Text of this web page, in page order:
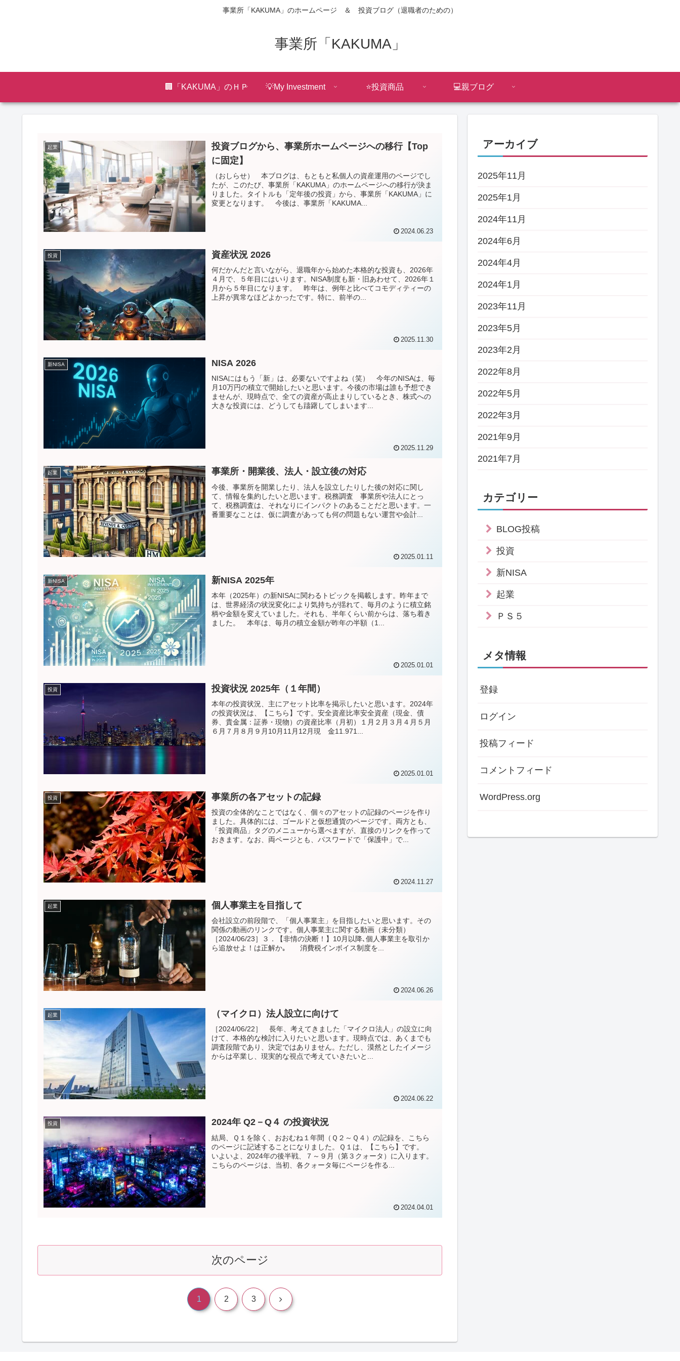
事業所「KAKUMA」のホームページ ＆ 投資ブログ（退職者のための）
事業所「KAKUMA」
🏢「KAKUMA」のＨＰ 💡My Investment ⭐️投資商品 💻親ブログ
起業
投資ブログから、事業所ホームページへの移行【Top
に固定】
（おしらせ） 本ブログは、もともと私個人の資産運用のページでし
たが、このたび、事業所「KAKUMA」のホームページへの移行が決ま
りました。タイトルも「定年後の投資」から、事業所「KAKUMA」に
変更となります。 今後は、事業所「KAKUMA...
2024.06.23
投資 資産状況 2026
何だかんだと言いながら、退職年から始めた本格的な投資も、2026年
４月で、５年目にはいります。NISA制度も新・旧あわせて、2026年１
月から５年目になります。 昨年は、例年と比べてコモディティーの
上昇が異常なほどよかったです。特に、前半の...
2025.11.30
新NISA NISA 2026
NISAにはもう「新」は、必要ないですよね（笑） 今年のNISAは、毎
月10万円の積立で開始したいと思います。今後の市場は誰も予想でき
ませんが、現時点で、全ての資産が高止まりしているとき、株式への
大きな投資には、どうしても躊躇してしまいます...
2025.11.29
起業 事業所・開業後、法人・設立後の対応
今後、事業所を開業したり、法人を設立したりした後の対応に関し
て、情報を集約したいと思います。税務調査 事業所や法人にとっ
て、税務調査は、それなりにインパクトのあることだと思います。一
番重要なことは、仮に調査があっても何の問題もない運営や会計...
2025.01.11
新NISA 新NISA 2025年
本年（2025年）の新NISAに関わるトピックを掲載します。昨年まで
は、世界経済の状況変化により気持ちが揺れて、毎月のように積立銘
柄や金額を変えていました。それも、半年くらい前からは、落ち着き
ました。 本年は、毎月の積立金額が昨年の半額（1...
2025.01.01
投資 投資状況 2025年（１年間）
本年の投資状況、主にアセット比率を掲示したいと思います。2024年
の投資状況は、【こちら】です。安全資産比率安全資産（現金、債
券、貴金属：証券・現物）の資産比率（月初）１月２月３月４月５月
６月７月８月９月10月11月12月現 金11.971...
2025.01.01
投資 事業所の各アセットの記録
投資の全体的なことではなく、個々のアセットの記録のページを作り
ました。具体的には、ゴールドと仮想通貨のページです。両方とも、
「投資商品」タグのメニューから選べますが、直接のリンクを作って
おきます。なお、両ページとも、パスワードで「保護中」で...
2024.11.27
起業 個人事業主を目指して
会社設立の前段階で、「個人事業主」を目指したいと思います。その
関係の動画のリンクです。個人事業主に関する動画（未分類）
［2024/06/23］３．【非情の決断！】10月以降､個人事業主を取引か
ら追放せよ！は正解か｡ 消費税インボイス制度を...
2024.06.26
起業 （マイクロ）法人設立に向けて
［2024/06/22］ 長年、考えてきました「マイクロ法人」の設立に向
けて、本格的な検討に入りたいと思います。現時点では、あくまでも
調査段階であり、決定ではありません。ただし、漠然としたイメージ
からは卒業し、現実的な視点で考えていきたいと...
2024.06.22
投資 2024年 Q2－Q４ の投資状況
結局、Ｑ１を除く、おおむね１年間（Ｑ２～Ｑ４）の記録を、こちら
のページに記述することになりました。Ｑ１は、【こちら】です。
いよいよ、2024年の後半戦、７～９月（第３クォータ）に入ります。
こちらのページは、当初、各クォータ毎にページを作る...
2024.04.01
次のページ
1 2 3 次
アーカイブ
2025年11月
2025年1月
2024年11月
2024年6月
2024年4月
2024年1月
2023年11月
2023年5月
2023年2月
2022年8月
2022年5月
2022年3月
2021年9月
2021年7月
カテゴリー
BLOG投稿
投資
新NISA
起業
ＰＳ５
メタ情報
登録
ログイン
投稿フィード
コメントフィード
WordPress.org